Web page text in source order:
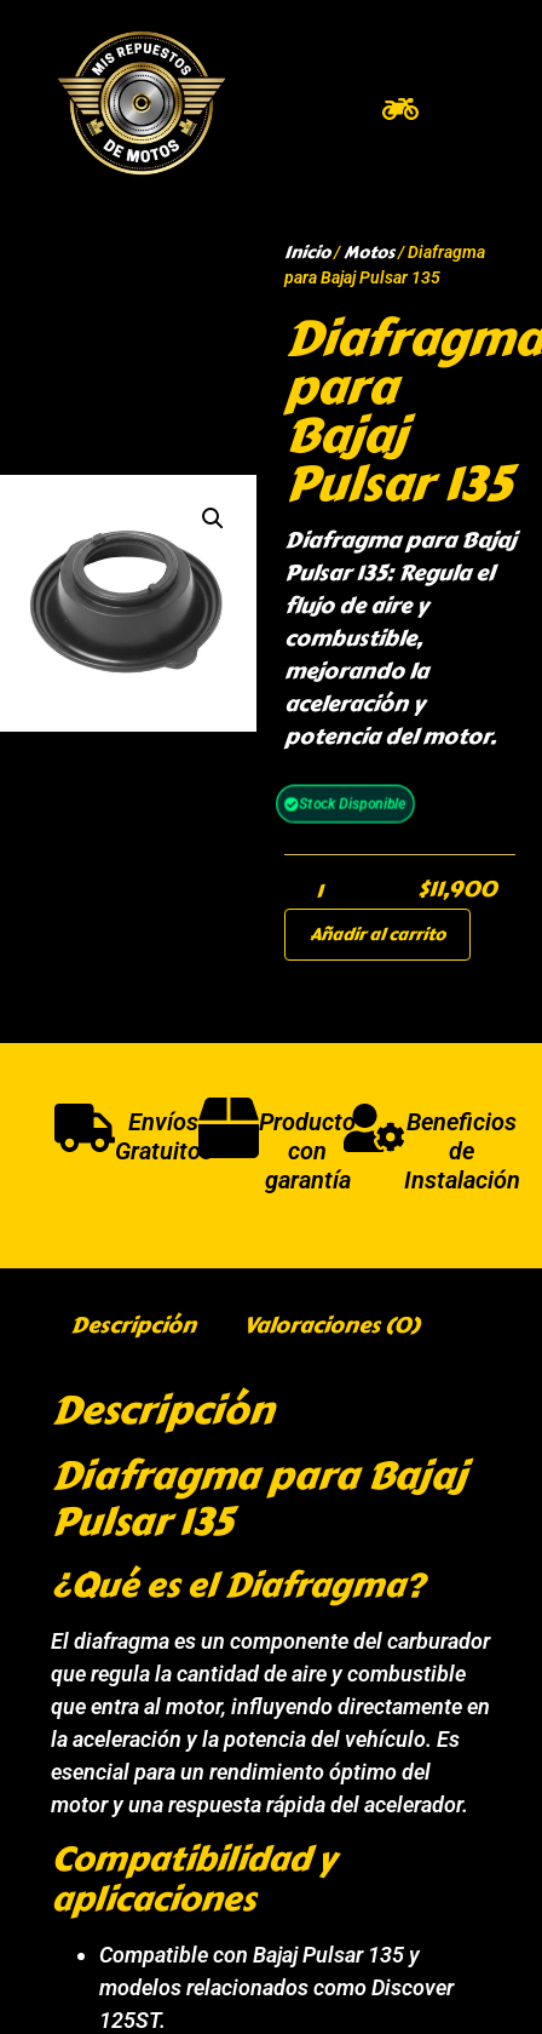
Inicio/Motos/ Diafragma
para Bajaj Pulsar 135
Diafragma
para
Bajaj
Pulsar 135
Diafragma para Bajaj
Pulsar 135: Regula el
flujo de aire y
combustible,
mejorando la
aceleración y
potencia del motor.
Stock Disponible
$11,900
Añadir al carrito
Envíos
Gratuitos
Producto
con
garantía
Beneficios
de
Instalación
Descripción Valoraciones (0)
Descripción
Diafragma para Bajaj
Pulsar 135
¿Qué es el Diafragma?
El diafragma es un componente del carburador
que regula la cantidad de aire y combustible
que entra al motor, influyendo directamente en
la aceleración y la potencia del vehículo. Es
esencial para un rendimiento óptimo del
motor y una respuesta rápida del acelerador.
Compatibilidad y
aplicaciones
Compatible con Bajaj Pulsar 135 y
modelos relacionados como Discover
125ST.